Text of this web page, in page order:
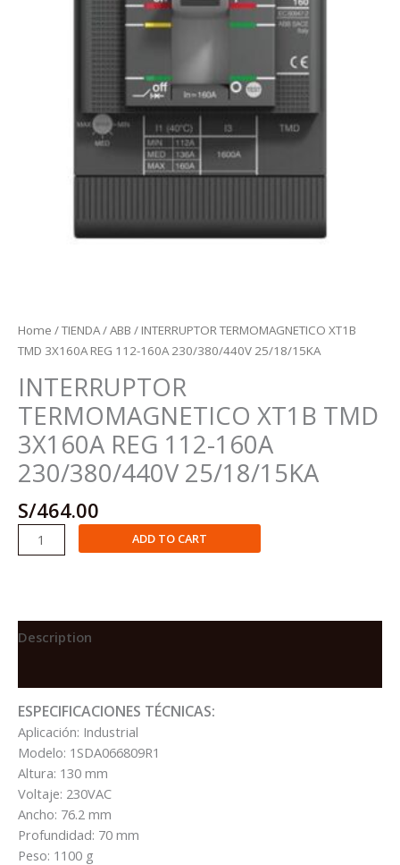
Home /TIENDA/ABB / INTERRUPTOR TERMOMAGNETICO XT1B
TMD 3X160A REG 112-160A 230/380/440V 25/18/15KA
INTERRUPTOR
TERMOMAGNETICO XT1B TMD
3X160A REG 112-160A
230/380/440V 25/18/15KA
S/464.00
INTERRUPTOR
TERMOMAGNETICO
REG
25/18/15KA
quantity
ADD TO CART
Description
ESPECIFICACIONES TÉCNICAS:
Aplicación: Industrial
Modelo: 1SDA066809R1
Altura: 130 mm
Voltaje: 230VAC
Ancho: 76.2 mm
Profundidad: 70 mm
Peso: 1100 g